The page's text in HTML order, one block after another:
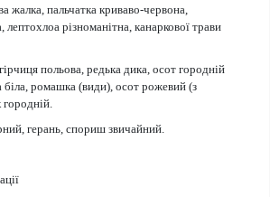
жалка, пальчатка криваво-червона,
лептохлоа різноманітна, канаркової трави
польова, редька дика, осот городній
біла, ромашка (види), осот рожевий (з
городній.
герань, спориш звичайний.